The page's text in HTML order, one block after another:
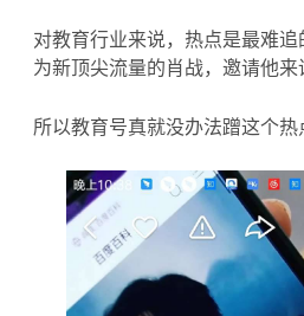
对教育行业来说，热点是最难
为新顶尖流量的肖战，邀请他
所以教育号真就没办法蹭这个